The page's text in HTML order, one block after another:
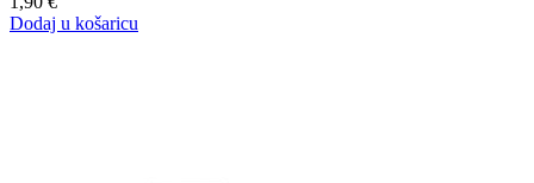
Dodaj u košaricu